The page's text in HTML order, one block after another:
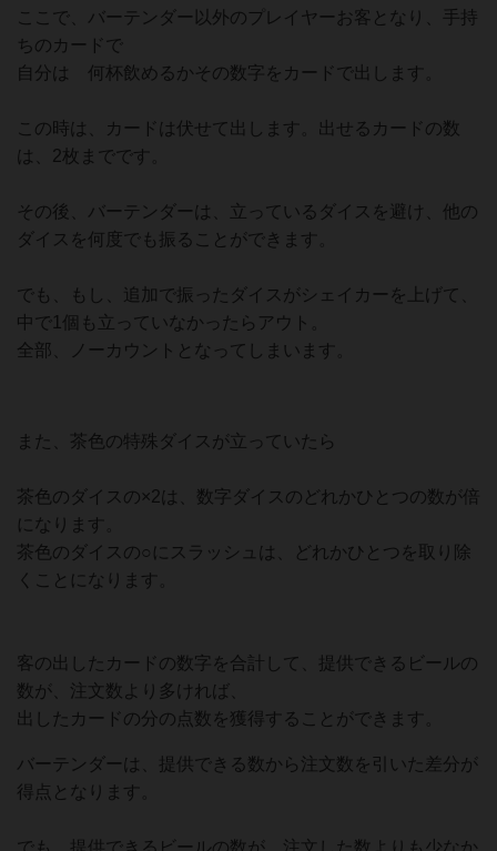
ここで、バーテンダー以外のプレイヤーお客となり、手持
ちのカードで
自分は 何杯飲めるかその数字をカードで出します。
この時は、カードは伏せて出します。出せるカードの数
は、2枚までです。
その後、バーテンダーは、立っているダイスを避け、他の
ダイスを何度でも振ることができます。
でも、もし、追加で振ったダイスがシェイカーを上げて、
中で1個も立っていなかったらアウト。
全部、ノーカウントとなってしまいます。
また、茶色の特殊ダイスが立っていたら
茶色のダイスの×2は、数字ダイスのどれかひとつの数が倍
になります。
茶色のダイスの○にスラッシュは、どれかひとつを取り除
くことになります。
客の出したカードの数字を合計して、提供できるビールの
数が、注文数より多ければ、
出したカードの分の点数を獲得することができます。
バーテンダーは、提供できる数から注文数を引いた差分が
得点となります。
でも、提供できるビールの数が、注文した数よりも少なか